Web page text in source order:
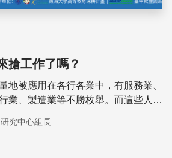
搶工作了嗎？
地被應用在各行各業中，有服務業、
業、製造業等不勝枚舉。而這些人工
究中心組長